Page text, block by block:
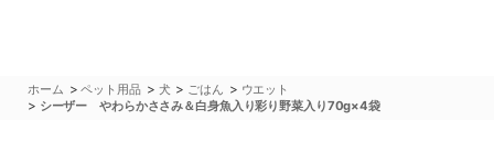
ホーム >ペット用品 > 犬 > ごはん > ウエット
> シーザー やわらかささみ＆白身魚入り彩り野菜入り70g×4袋